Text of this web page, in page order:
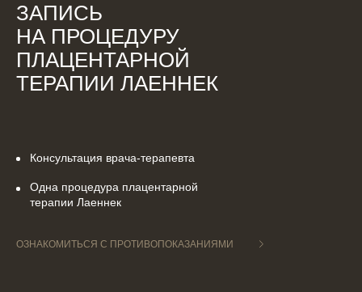
Консультация врача-терапевта
Одна процедура плацентарной
терапии Лаеннек
ЗАПИСЬ
НА ПРОЦЕДУРУ
ПЛАЦЕНТАРНОЙ
ТЕРАПИИ ЛАЕННЕК
ОЗНАКОМИТЬСЯ С ПРОТИВОПОКАЗАНИЯМИ